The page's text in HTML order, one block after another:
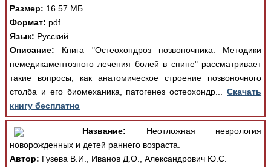
Размер: 16.57 МБ
Формат: pdf
Язык: Русский
Описание: Книга "Остеохондроз позвоночника. Методики
немедикаментозного лечения болей в спине" рассматривает
такие вопросы, как анатомическое строение позвоночного
столба и его биомеханика, патогенез остеохондр...Скачать
книгу бесплатно
Название: Неотложная неврология
новорожденных и детей раннего возраста.
Автор: Гузева В.И., Иванов Д.О., Александрович Ю.С.